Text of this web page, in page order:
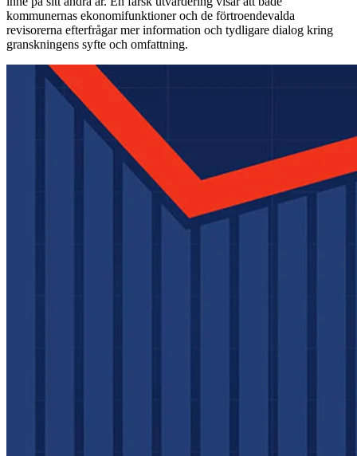
kommunernas ekonomifunktioner och de förtroendevalda
revisorerna efterfrågar mer information och tydligare dialog kring
granskningens syfte och omfattning.